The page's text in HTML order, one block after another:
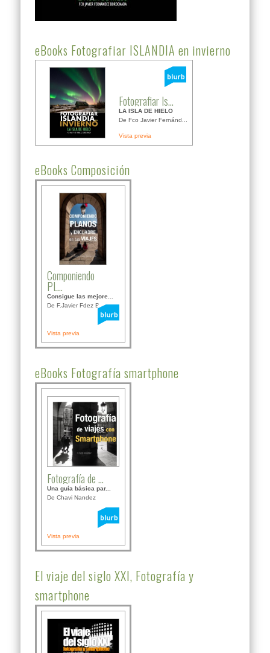
eBooks Fotografiar ISLANDIA en invierno
Fotografiar Is...
LA ISLA DE HIELO
De Fco Javier Fernánd...
Vista previa
eBooks Composición
Componiendo
PL...
Consigue las mejore...
De F.Javier Fdez Bor...
Vista previa
eBooks Fotografía smartphone
Fotografía de ...
Una guía básica par...
De Chavi Nandez
Vista previa
El viaje del siglo XXI, Fotografía y
smartphone